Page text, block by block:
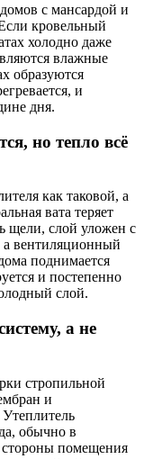
с мансардой и
кровельный
холодно даже
влажные
образуются
и
дня.
но тепло всё
как таковой, а
вата теряет
щели, слой уложен с
а вентиляционный
поднимается
и постепенно
слой.
а не
стропильной
и
обычно в
помещения